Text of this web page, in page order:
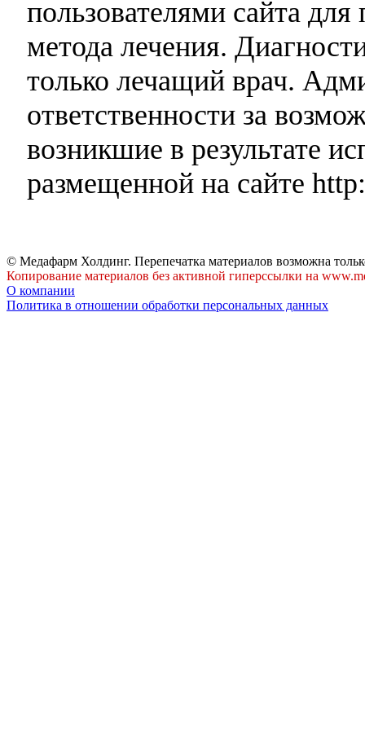
пользователями сайта
метода лечения.
только лечащий врач.
ответственности за
возникшие в результате
размещенной на сайте
© Медафарм Холдинг. Перепечатка материалов возможна
Копирование материалов без активной гиперссылки на
О компании
Политика в отношении обработки персональных данных